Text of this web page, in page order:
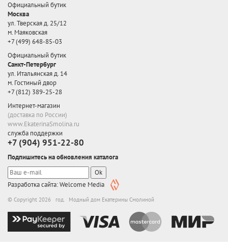
Официальный бутик
Москва
ул. Тверская д. 25/12
м. Маяковская
+7 (499) 648-85-03
Официальный бутик
Санкт-Петербург
ул. Итальянская д. 14
м. Гостиный двор
+7 (812) 389-25-28
Интернет-магазин
(доставка по России)
www.EkaterinaSmolina.ru
служба поддержки
+7 (904) 951-22-80
Подпишитесь на обновления каталога
Ok
Разработка сайта: Welcome Media
© Copyright 2026 год. Модный дом Екатерины Смолиной